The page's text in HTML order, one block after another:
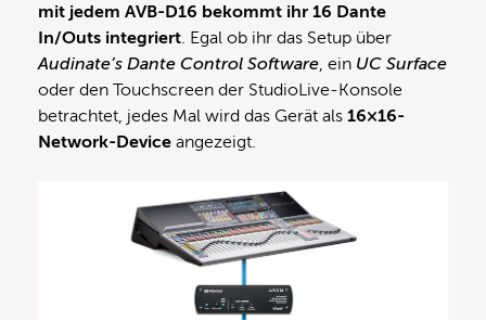
mit jedem AVB-D16 bekommt ihr 16 Dante
In/Outs integriert. Egal ob ihr das Setup über
Audinate’s Dante Control Software, ein UC Surface
oder den Touchscreen der StudioLive-Konsole
betrachtet, jedes Mal wird das Gerät als 16×16-
Network-Device angezeigt.